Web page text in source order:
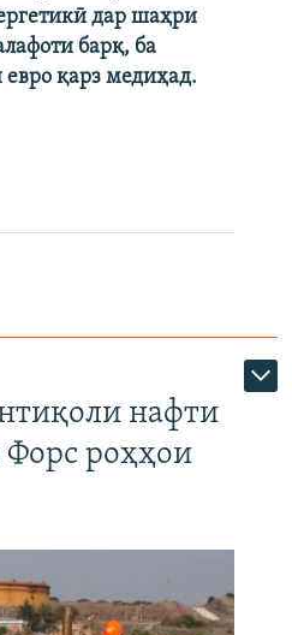
дар шаҳри
барқ, ба
қарз медиҳад.
нафти
роҳҳои